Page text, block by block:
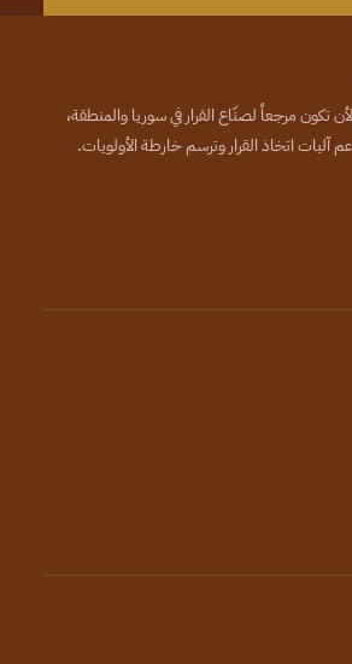
مرجعاً لصنّاع القرار في سوريا والمنطقة،
آليات اتخاذ القرار وترسم خارطة الأولويات.